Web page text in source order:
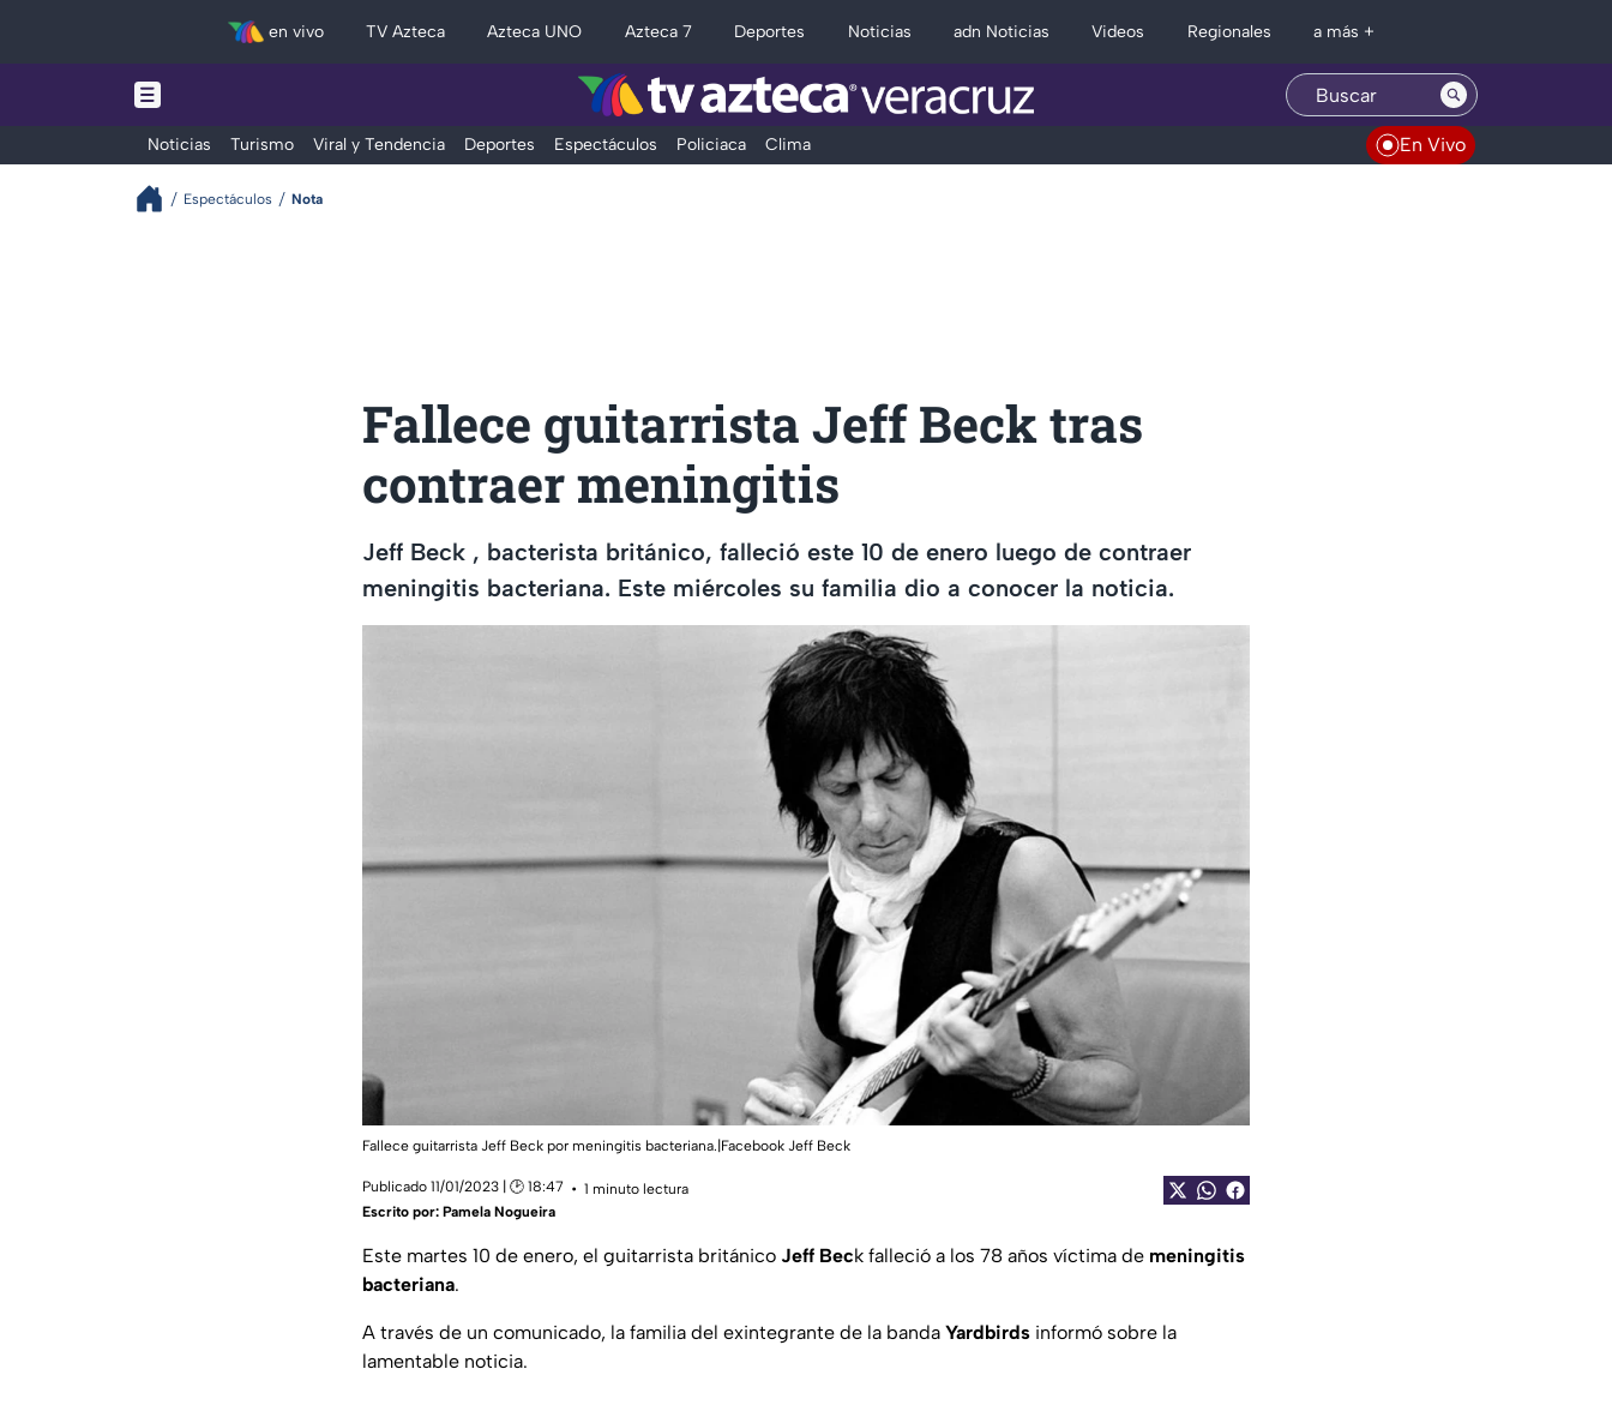
en vivo TV Azteca Azteca UNO Azteca 7 Deportes Noticias adn Noticias Videos Regionales a más +
Noticias Turismo Viral y Tendencia Deportes Espectáculos Policiaca Clima En Vivo
Espectáculos Nota
Fallece guitarrista Jeff Beck tras
contraer meningitis
Jeff Beck , bacterista británico, falleció este 10 de enero luego de contraer
meningitis bacteriana. Este miércoles su familia dio a conocer la noticia.
Fallece guitarrista Jeff Beck por meningitis bacteriana.|Facebook Jeff Beck
Publicado 11/01/2023 | 🕑 18:47
1 minuto lectura
Escrito por: Pamela Nogueira
Este martes 10 de enero, el guitarrista británico Jeff Beck falleció a los 78 años víctima de meningitis
bacteriana.
A través de un comunicado, la familia del exintegrante de la banda Yardbirds informó sobre la
lamentable noticia.